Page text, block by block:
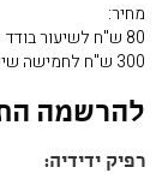
מחיר:
80 ש"ח לשיעור בודד
300 ש"ח לחמישה שיעורים
להרשמה התקשרו
רפיק ידידיה: